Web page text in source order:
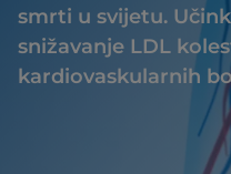
smrti u svijetu.
snižavanje LDL
kardiovaskularnih